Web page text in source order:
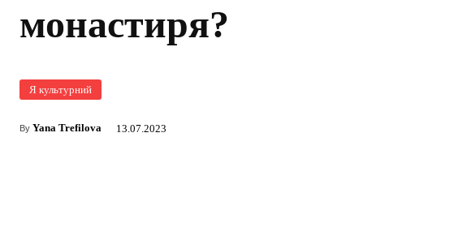
монастиря?
Я культурний
By Yana Trefilova 13.07.2023